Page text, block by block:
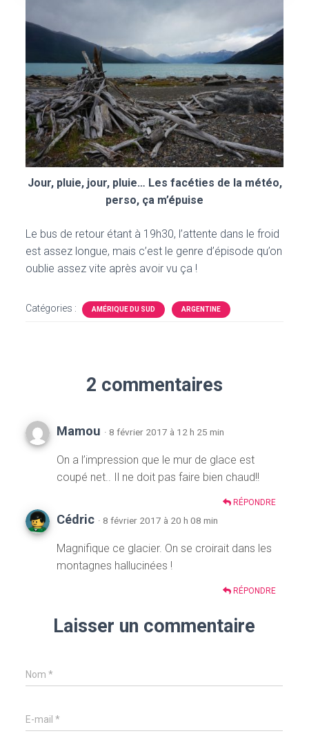
Jour, pluie, jour, pluie… Les facéties de la météo,
perso, ça m’épuise
Le bus de retour étant à 19h30, l’attente dans le froid
est assez longue, mais c’est le genre d’épisode qu’on
oublie assez vite après avoir vu ça !
Catégories : AMÉRIQUE DU SUD ARGENTINE
2 commentaires
Mamou · 8 février 2017 à 12 h 25 min
On a l’impression que le mur de glace est
coupé net.. Il ne doit pas faire bien chaud!!
RÉPONDRE
Cédric · 8 février 2017 à 20 h 08 min
Magnifique ce glacier. On se croirait dans les
montagnes hallucinées !
RÉPONDRE
Laisser un commentaire
Nom*
E-mail*